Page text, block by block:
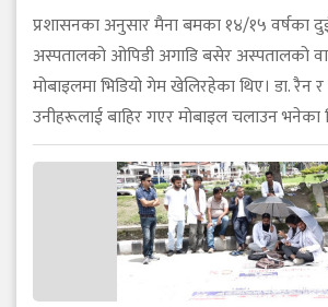
प्रशासनका अनुसार मैना बमका १४/१५ वर्षका
अस्पतालको ओपिडी अगाडि बसेर अस्पतालको
मोबाइलमा भिडियो गेम खेलिरहेका थिए। डा. रैन र
उनीहरूलाई बाहिर गएर मोबाइल चलाउन भनेका